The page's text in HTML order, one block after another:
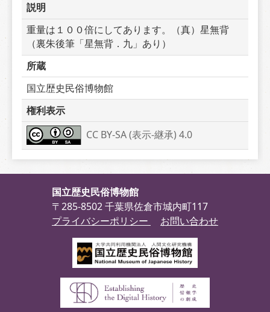
説明
重量は１００倍にしてあります。（真）星無背
（裏朱後筆「星無背．九」あり）
所蔵
国立歴史民俗博物館
権利表示
CC BY-SA (表示-継承) 4.0
国立歴史民俗博物館
〒285-8502 千葉県佐倉市城内町117
プライバシーポリシー
お問い合わせ